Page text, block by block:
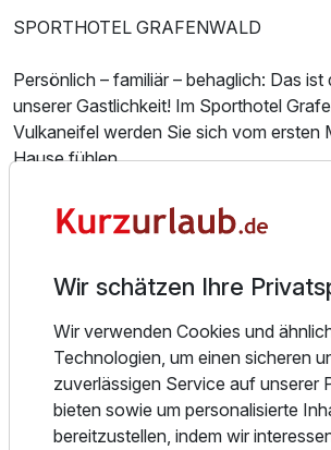
Suite Deluxe
2 Erwachsene und 2 Kinder
SPORTHOTEL GRAFENWALD
Persönlich – familiär – behaglich: Das ist
unserer Gastlichkeit! Im Sporthotel
Vulkaneifel werden Sie sich vom ersten
Hause fühlen.
Unsere Gäste genießen den Komfort
in Kombination mit einem durchgängigen
Mitarbeiter, die reizvolle Architektur
umwerfenden Naturerlebnissen, das
Entspannungsprogramm und nicht
ausgestattete Fitness-, Wellness- und
unseres Hauses.
Wir schätzen Ihre
Wir verwenden Cookies und
Technologien, um einen sicheren
zuverlässigen Service auf unserer
bieten sowie um personalisierte
bereitzustellen, indem wir